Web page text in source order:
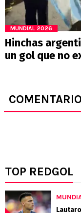
MUNDIAL 2026
Hinchas
un gol que no
TOP REDGOL